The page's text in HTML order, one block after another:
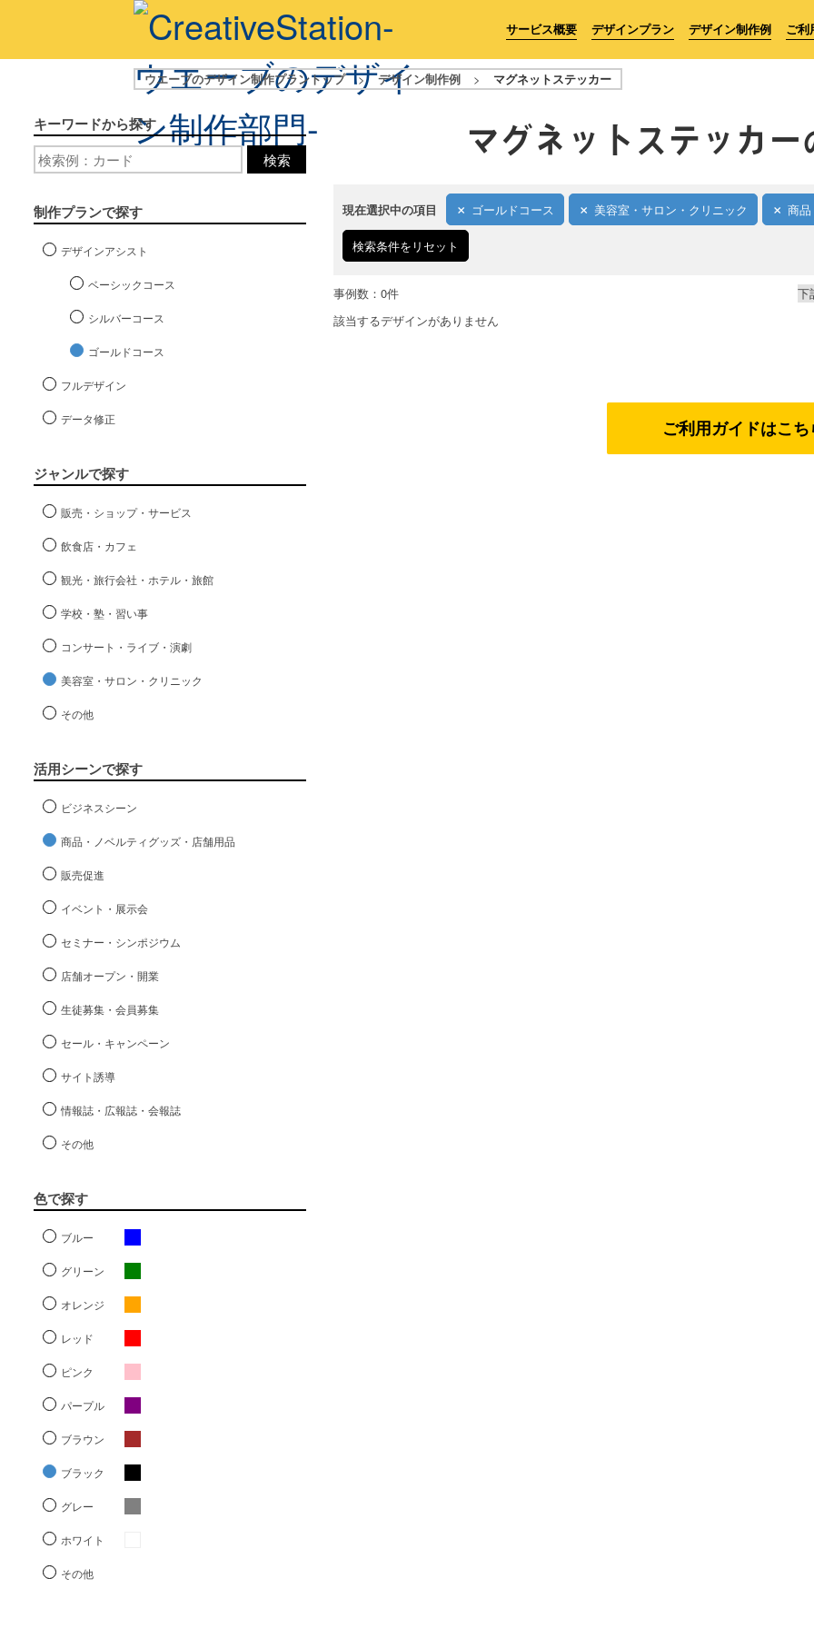
サービス概要 デザインプラン デザイン制作例 ご利
ウエーブのデザイン制作プラントップ > デザイン制作例 > マグネットステッカー
マグネットステッカー
現在選択中の項目 ゴールドコース 美容室・サロン・クリニック 商
検索条件をリセット
キーワードから探す
検索
制作プランで探す
デザインアシスト
ベーシックコース
シルバーコース
ゴールドコース
フルデザイン
データ修正
ジャンルで探す
販売・ショップ・サービス
飲食店・カフェ
観光・旅行会社・ホテル・旅館
学校・塾・習い事
コンサート・ライブ・演劇
美容室・サロン・クリニック
その他
活用シーンで探す
ビジネスシーン
商品・ノベルティグッズ・店舗用品
販売促進
イベント・展示会
セミナー・シンポジウム
店舗オープン・開業
生徒募集・会員募集
セール・キャンペーン
サイト誘導
情報誌・広報誌・会報誌
その他
色で探す
ブルー
グリーン
オレンジ
レッド
ピンク
パープル
ブラウン
ブラック
グレー
ホワイト
その他
事例数：0件
下
該当するデザインがありません
ご利用ガイドはこ